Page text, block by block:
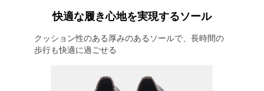
快適な履き心地を実現するソール
クッション性のある厚みのあるソールで、長時間の
歩行も快適に過ごせる